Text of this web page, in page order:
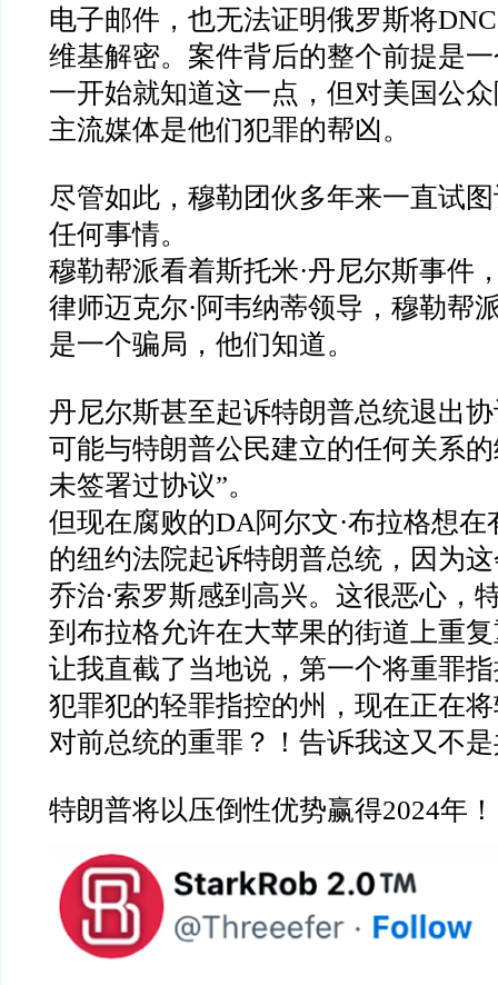
电子邮件，也无法证明俄罗斯将DNC
维基解密。案件背后的整个前提是
一开始就知道这一点，但对美国公
主流媒体是他们犯罪的帮凶。
尽管如此，穆勒团伙多年来一直试
任何事情。
穆勒帮派看着斯托米·丹尼尔斯事件
律师迈克尔· 阿韦纳蒂领导，穆勒帮
是一个骗局，他们知道。
丹尼尔斯甚至起诉特朗普总统退出
可能与特朗普公民建立的任何关系
未签署过协议”。
但现在腐败的DA 阿尔文·布拉格想在
的纽约法院起诉特朗普总统，因为
乔治·索罗斯感到高兴。这很恶心，
到布拉格允许在大苹果的街道上重
让我直截了当地说，第一个将重罪
犯罪犯的轻罪指控的州，现在正在
对前总统的重罪？！告诉我这又不
特朗普将以压倒性优势赢得2024年！